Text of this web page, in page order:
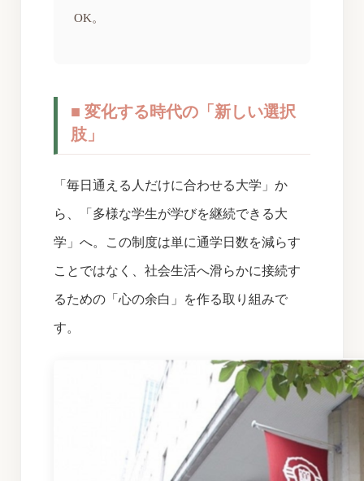
OK。
■ 変化する時代の「新しい選択
肢」
「毎日通える人だけに合わせる大学」か
ら、「多様な学生が学びを継続できる大
学」へ。この制度は単に通学日数を減らす
ことではなく、社会生活へ滑らかに接続す
るための「心の余白」を作る取り組みで
す。